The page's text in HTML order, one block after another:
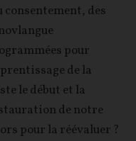
consentement, des
pour
de la
le début et la
de notre
pour la réévaluer ?